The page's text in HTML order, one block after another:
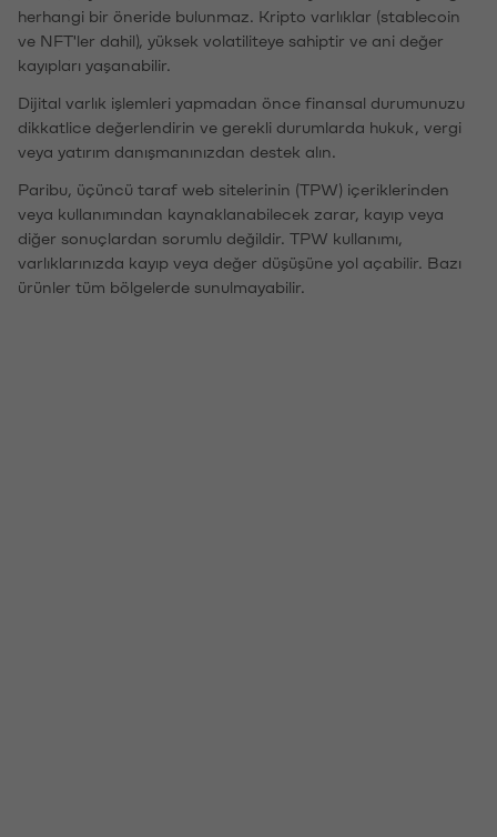
herhangi bir öneride bulunmaz. Kripto varlıklar (stablecoin
ve NFT'ler dahil), yüksek volatiliteye sahiptir ve ani değer
kayıpları yaşanabilir.
Dijital varlık işlemleri yapmadan önce finansal durumunuzu
dikkatlice değerlendirin ve gerekli durumlarda hukuk, vergi
veya yatırım danışmanınızdan destek alın.
Paribu, üçüncü taraf web sitelerinin (TPW) içeriklerinden
veya kullanımından kaynaklanabilecek zarar, kayıp veya
diğer sonuçlardan sorumlu değildir. TPW kullanımı,
varlıklarınızda kayıp veya değer düşüşüne yol açabilir. Bazı
ürünler tüm bölgelerde sunulmayabilir.